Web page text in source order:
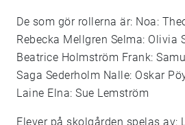
De som gör rollerna är: Noa:
Rebecka Mellgren Selma: Olivia
Beatrice Holmström Frank:
Saga Sederholm Nalle: Oskar
Laine Elna: Sue Lemström
Elever på skolgården spelas av: